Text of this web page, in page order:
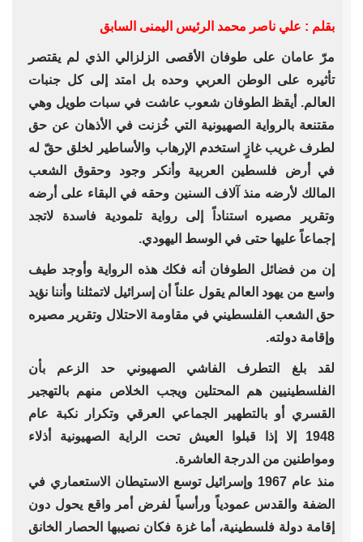
بقلم : علي ناصر محمد الرئيس اليمنى السابق
مرّ عامان على طوفان الأقصى الزلزالي الذي لم يقتصر
تأثيره على الوطن العربي وحده بل امتد إلى كل جنبات
العالم. أيقظ الطوفان شعوب عاشت في سبات طويل وهي
مقتنعة بالرواية الصهيونية التي خُزنت في الأذهان عن حق
لطرف غريب غازٍ استخدم الإرهاب والأساطير لخلق حقّ له
في أرض فلسطين العربية وأنكر وجود وحقوق الشعب
المالك لأرضه منذ آلاف السنين وحقه في البقاء على أرضه
وتقرير مصيره استناداً إلى رواية تلمودية فاسدة لاتجد
إجماعاً عليها حتى في الوسط اليهودي.
إن من فضائل الطوفان أنه فكك هذه الرواية وأوجد طيف
واسع من يهود العالم يقول علناً أن إسرائيل لاتمثلنا وأننا نؤيد
حق الشعب الفلسطيني في مقاومة الاحتلال وتقرير مصيره
وإقامة دولته.
لقد بلغ التطرف الفاشي الصهيوني حد الزعم بأن
الفلسطينيين هم المحتلين ويجب الخلاص منهم بالتهجير
القسري أو بالتطهير الجماعي العرقي وتكرار نكبة عام
1948 إلا إذا قبلوا العيش تحت الراية الصهيونية أذلاء
ومواطنين من الدرجة العاشرة.
منذ عام 1967 وإسرائيل توسع الاستيطان الاستعماري في
الضفة والقدس عمودياً ورأسياً لفرض أمر واقع يحول دون
إقامة دولة فلسطينية، أما غزة فكان نصيبها الحصار الخانق